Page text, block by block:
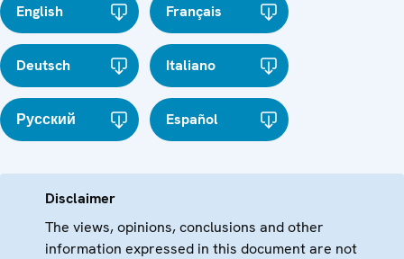
English Français
Deutsch Italiano
Русский Español
Disclaimer
The views, opinions, conclusions and other
information expressed in this document are not